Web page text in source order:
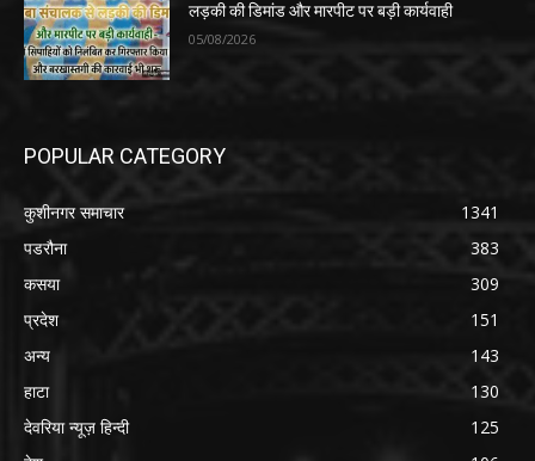
लड़की की डिमांड और मारपीट पर बड़ी कार्यवाही
05/08/2026
POPULAR CATEGORY
कुशीनगर समाचार
1341
पडरौना
383
कसया
309
प्रदेश
151
अन्य
143
हाटा
130
देवरिया न्यूज़ हिन्दी
125